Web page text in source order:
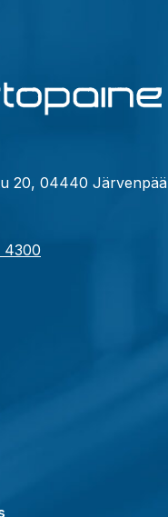
20, 04440 Järvenpää
4300